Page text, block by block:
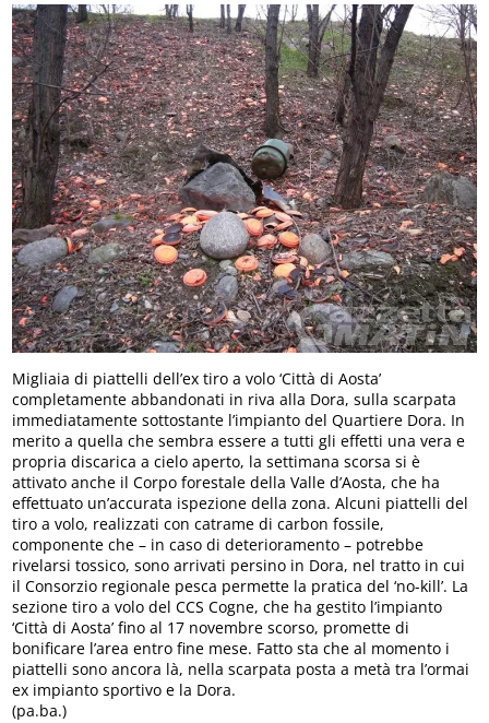
Migliaia di piattelli dell’ex tiro a volo ‘Città di Aosta’
completamente abbandonati in riva alla Dora, sulla scarpata
immediatamente sottostante l’impianto del Quartiere Dora. In
merito a quella che sembra essere a tutti gli effetti una vera e
propria discarica a cielo aperto, la settimana scorsa si è
attivato anche il Corpo forestale della Valle d’Aosta, che ha
effettuato un’accurata ispezione della zona. Alcuni piattelli del
tiro a volo, realizzati con catrame di carbon fossile,
componente che – in caso di deterioramento – potrebbe
rivelarsi tossico, sono arrivati persino in Dora, nel tratto in cui
il Consorzio regionale pesca permette la pratica del ‘no-kill’. La
sezione tiro a volo del CCS Cogne, che ha gestito l’impianto
‘Città di Aosta’ fino al 17 novembre scorso, promette di
bonificare l’area entro fine mese. Fatto sta che al momento i
piattelli sono ancora là, nella scarpata posta a metà tra l’ormai
ex impianto sportivo e la Dora.
(pa.ba.)